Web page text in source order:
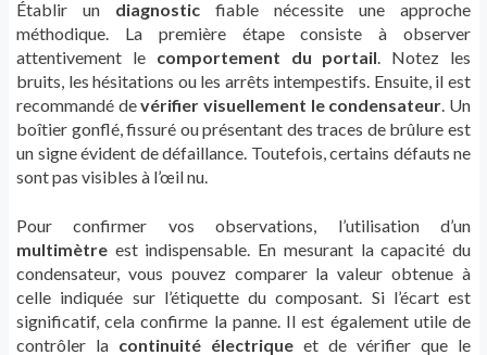
Établir un diagnostic fiable nécessite une approche
méthodique. La première étape consiste à observer
attentivement le comportement du portail. Notez les
bruits, les hésitations ou les arrêts intempestifs. Ensuite, il est
recommandé devérifier visuellement le condensateur. Un
boîtier gonflé, fissuré ou présentant des traces de brûlure est
un signe évident de défaillance. Toutefois, certains défauts ne
sont pas visibles à l’œil nu.
Pour confirmer vos observations, l’utilisation d’un
multimètre est indispensable. En mesurant la capacité du
condensateur, vous pouvez comparer la valeur obtenue à
celle indiquée sur l’étiquette du composant. Si l’écart est
significatif, cela confirme la panne. Il est également utile de
contrôler la continuité électrique et de vérifier que le